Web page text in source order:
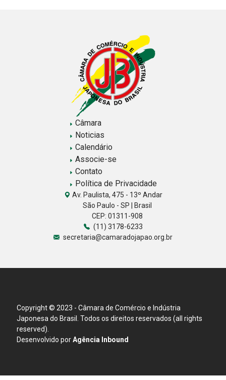
Câmara
Noticias
Calendário
Associe-se
Contato
Política de Privacidade
Av. Paulista, 475 - 13º Andar
São Paulo - SP | Brasil
CEP: 01311-908
(11) 3178-6233
secretaria@camaradojapao.org.br
Copyright © 2023 - Câmara de Comércio e Indústria
Japonesa do Brasil. Todos os direitos reservados (all rights
reserved).
Desenvolvido porAgência Inbound